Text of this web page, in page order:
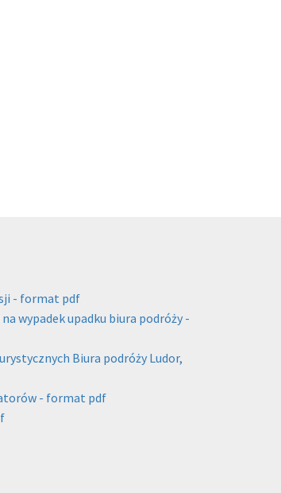
- format pdf
wypadek upadku biura podróży -
Biura podróży Ludor,
- format pdf